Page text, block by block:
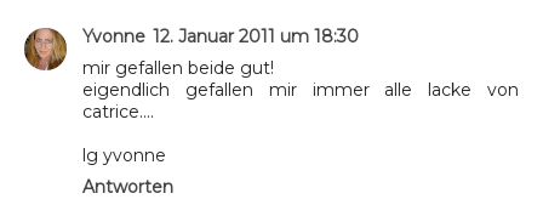
Yvonne 12. Januar 2011 um 18:30
mir gefallen beide gut!
eigendlich gefallen mir immer alle lacke von
catrice....
lg yvonne
Antworten